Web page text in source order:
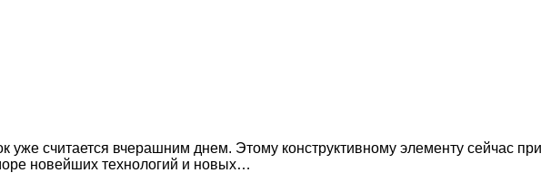
считается вчерашним днем. Этому конструктивному элементу сейчас
новейших технологий и новых…